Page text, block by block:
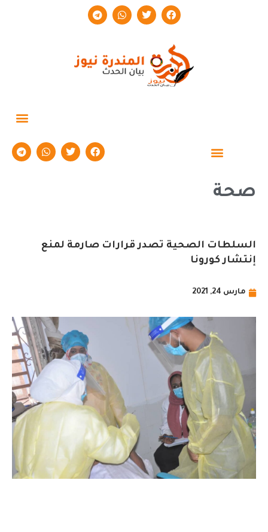
صحة
السلطات الصحية تصدر قرارات صارمة لمنع
إنتشار كورونا
مارس 24, 2021